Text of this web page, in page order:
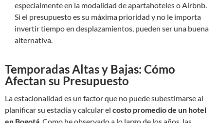
especialmente en la modalidad de apartahoteles o Airbnb.
Si el presupuesto es su máxima prioridad y no le importa
invertir tiempo en desplazamientos, pueden ser una buena
alternativa.
Temporadas Altas y Bajas: Cómo
Afectan su Presupuesto
La estacionalidad es un factor que no puede subestimarse al
planificar su estadía y calcular el costo promedio de un hotel